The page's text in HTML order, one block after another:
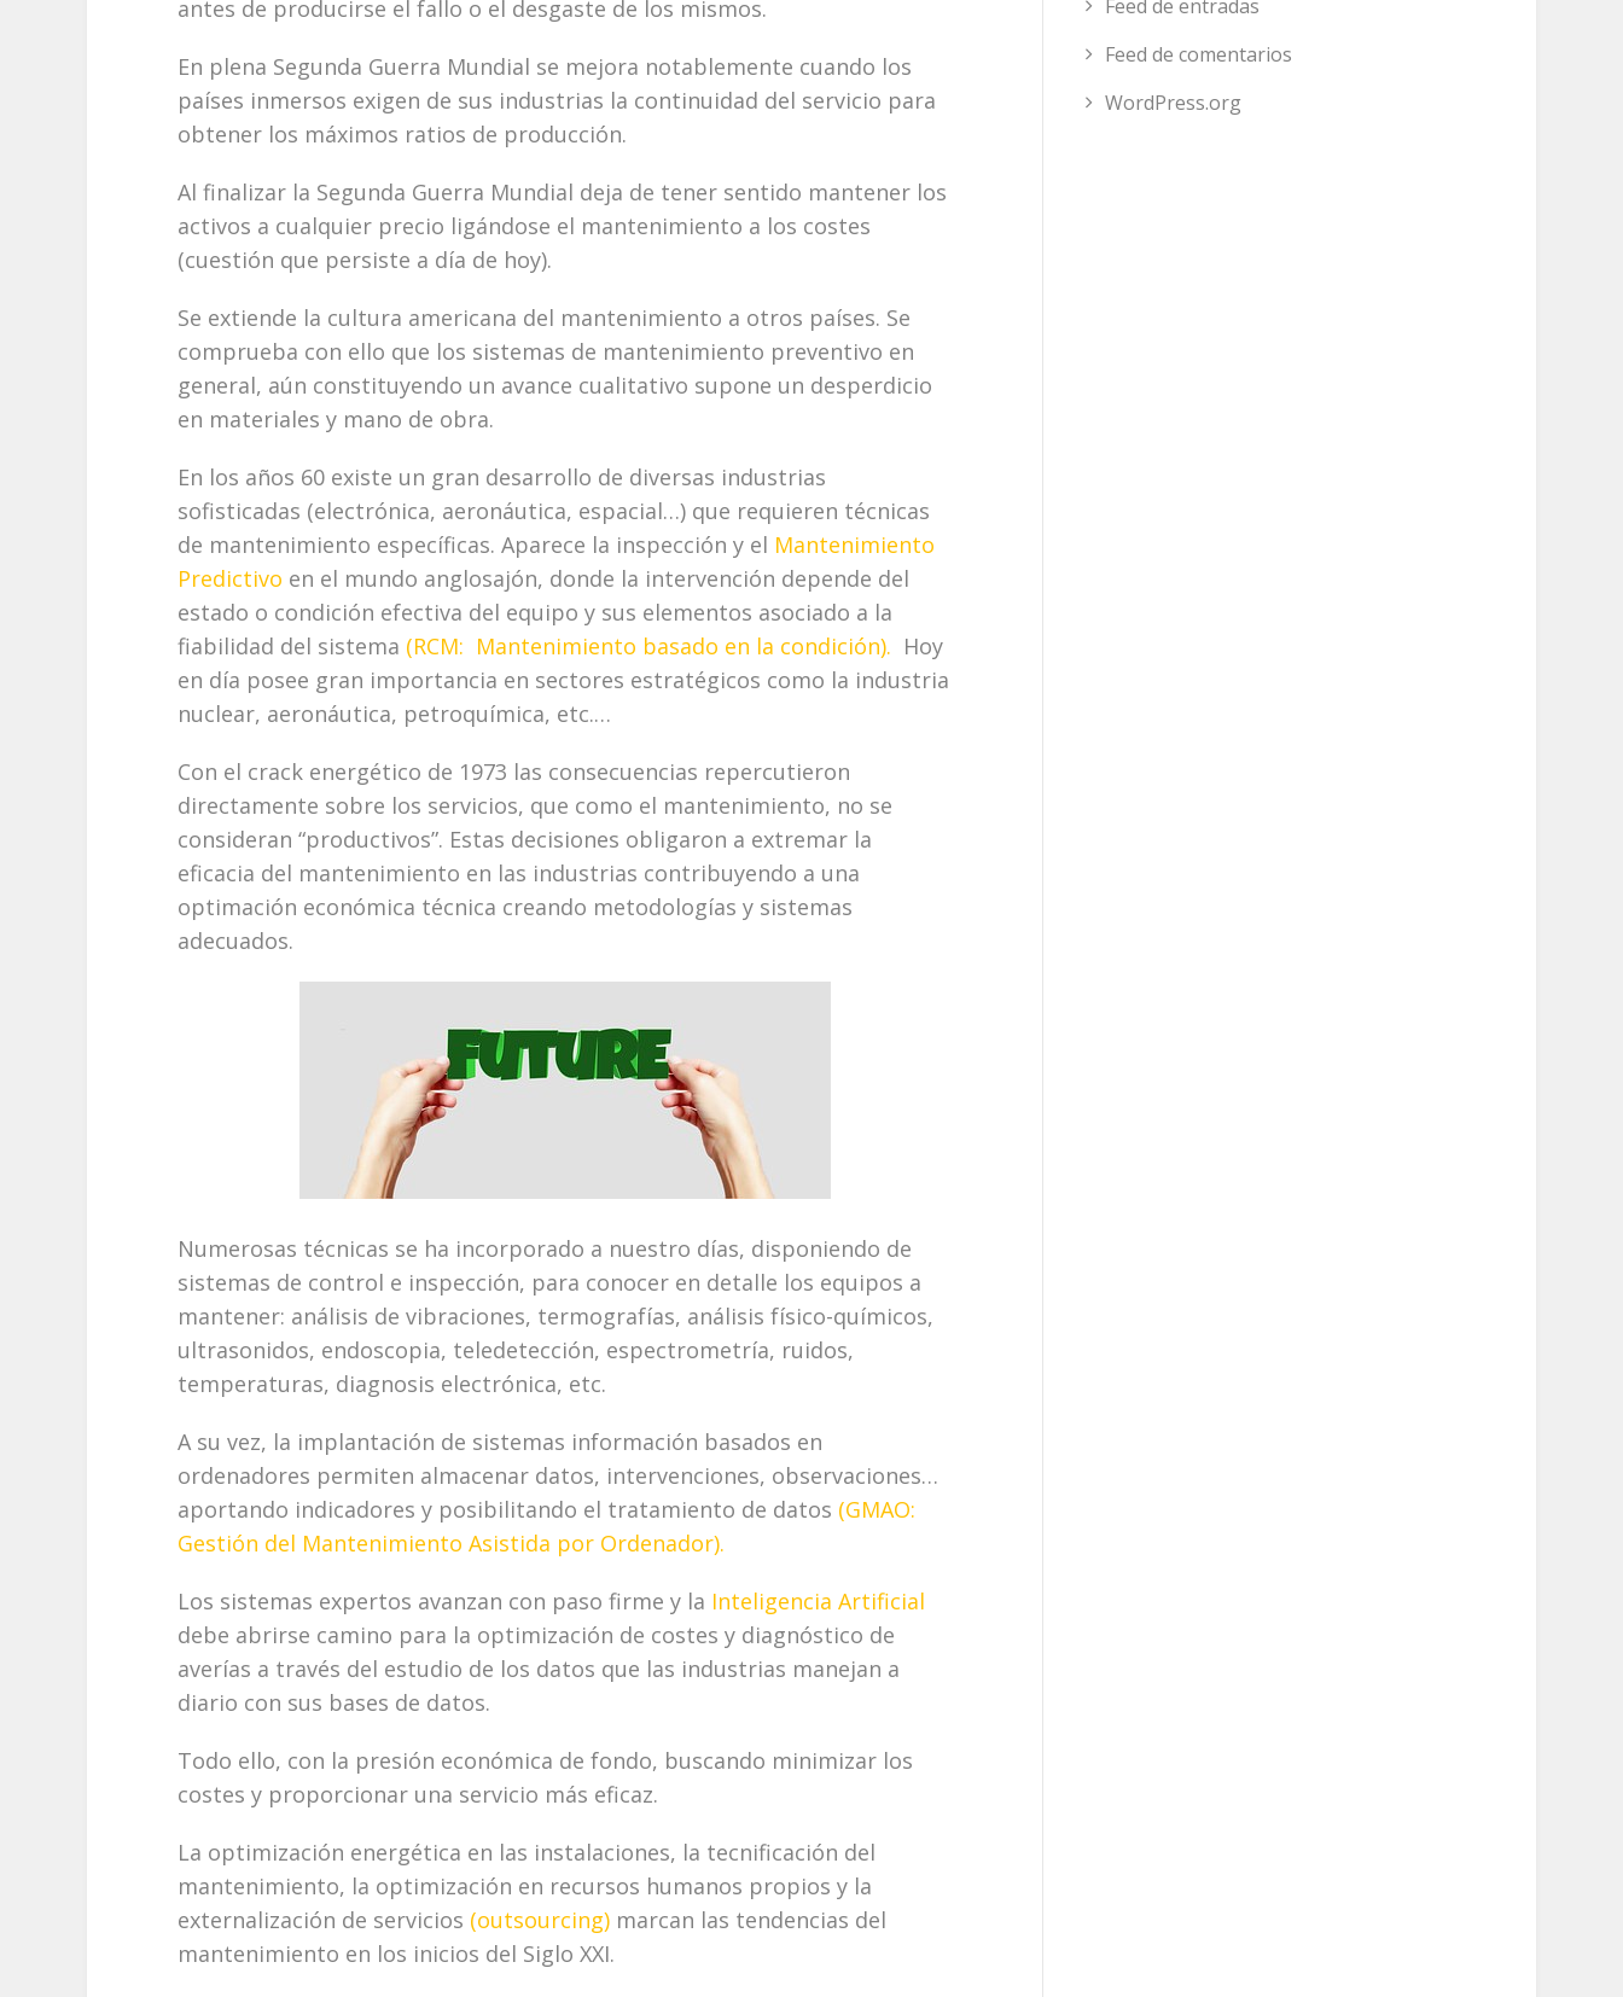
antes de producirse el fallo o el desgaste de los mismos.
En plena Segunda Guerra Mundial se mejora notablemente cuando los
países inmersos exigen de sus industrias la continuidad del servicio para
obtener los máximos ratios de producción.
Al finalizar la Segunda Guerra Mundial deja de tener sentido mantener los
activos a cualquier precio ligándose el mantenimiento a los costes
(cuestión que persiste a día de hoy).
Se extiende la cultura americana del mantenimiento a otros países. Se
comprueba con ello que los sistemas de mantenimiento preventivo en
general, aún constituyendo un avance cualitativo supone un desperdicio
en materiales y mano de obra.
En los años 60 existe un gran desarrollo de diversas industrias
sofisticadas (electrónica, aeronáutica, espacial…) que requieren técnicas
de mantenimiento específicas. Aparece la inspección y el Mantenimiento
Predictivo en el mundo anglosajón, donde la intervención depende del
estado o condición efectiva del equipo y sus elementos asociado a la
fiabilidad del sistema (RCM: Mantenimiento basado en la condición). Hoy
en día posee gran importancia en sectores estratégicos como la industria
nuclear, aeronáutica, petroquímica, etc.…
Con el crack energético de 1973 las consecuencias repercutieron
directamente sobre los servicios, que como el mantenimiento, no se
consideran “productivos”. Estas decisiones obligaron a extremar la
eficacia del mantenimiento en las industrias contribuyendo a una
optimación económica técnica creando metodologías y sistemas
adecuados.
Numerosas técnicas se ha incorporado a nuestro días, disponiendo de
sistemas de control e inspección, para conocer en detalle los equipos a
mantener: análisis de vibraciones, termografías, análisis físico-químicos,
ultrasonidos, endoscopia, teledetección, espectrometría, ruidos,
temperaturas, diagnosis electrónica, etc.
A su vez, la implantación de sistemas información basados en
ordenadores permiten almacenar datos, intervenciones, observaciones…
aportando indicadores y posibilitando el tratamiento de datos (GMAO:
Gestión del Mantenimiento Asistida por Ordenador).
Los sistemas expertos avanzan con paso firme y la Inteligencia Artificial
debe abrirse camino para la optimización de costes y diagnóstico de
averías a través del estudio de los datos que las industrias manejan a
diario con sus bases de datos.
Todo ello, con la presión económica de fondo, buscando minimizar los
costes y proporcionar una servicio más eficaz.
La optimización energética en las instalaciones, la tecnificación del
mantenimiento, la optimización en recursos humanos propios y la
externalización de servicios (outsourcing) marcan las tendencias del
mantenimiento en los inicios del Siglo XXI.
Feed de entradas
Feed de comentarios
WordPress.org